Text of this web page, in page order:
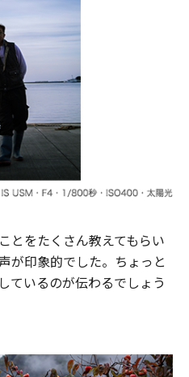
とをたくさん教えてもらい
が印象的でした。ちょっと
ているのが伝わるでしょう